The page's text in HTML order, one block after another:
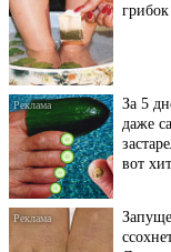
За 5
даже
вот